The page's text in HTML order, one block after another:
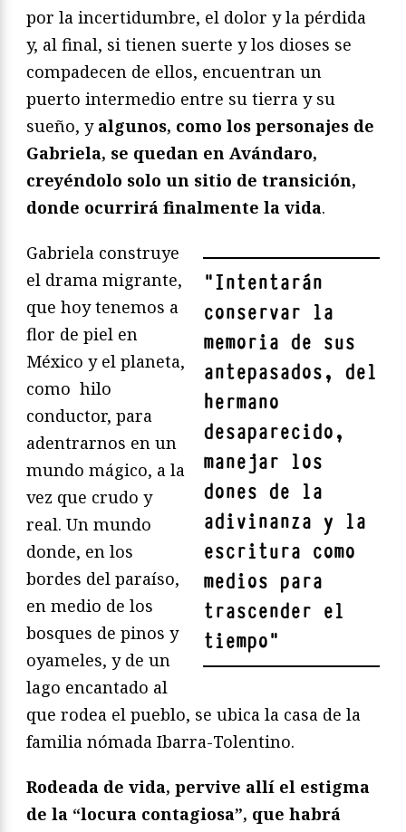
por la incertidumbre, el dolor y la pérdida
y, al final, si tienen suerte y los dioses se
compadecen de ellos, encuentran un
puerto intermedio entre su tierra y su
sueño, y algunos, como los personajes de
Gabriela, se quedan en Avándaro,
creyéndolo solo un sitio de transición,
donde ocurrirá finalmente la vida.
"Intentarán
conservar la
memoria de sus
antepasados, del
hermano
desaparecido,
manejar los
dones de la
adivinanza y la
escritura como
medios para
trascender el
tiempo"
Gabriela construye
el drama migrante,
que hoy tenemos a
flor de piel en
México y el planeta,
como hilo
conductor, para
adentrarnos en un
mundo mágico, a la
vez que crudo y
real. Un mundo
donde, en los
bordes del paraíso,
en medio de los
bosques de pinos y
oyameles, y de un
lago encantado al
que rodea el pueblo, se ubica la casa de la
familia nómada Ibarra-Tolentino.
Rodeada de vida, pervive allí el estigma
de la “locura contagiosa”, que habrá